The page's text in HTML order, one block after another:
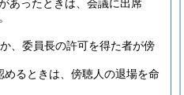
あったときは、会議に出席
、委員長の許可を得た者が傍
るときは、傍聴人の退場を命